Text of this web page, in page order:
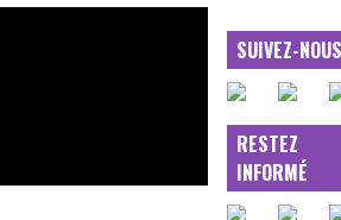
SUIVEZ-
RESTEZ
INFORMÉ